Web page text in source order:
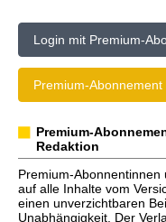
Login mit Premium-
Premium-Abonnement
Premium-
Redaktion
Premium-
auf alle Inhalte vom
einen unverzichtbaren
Unabhängigkeit. Der